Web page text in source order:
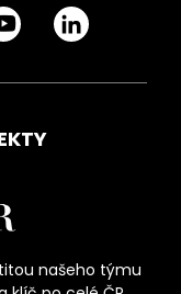
našeho týmu